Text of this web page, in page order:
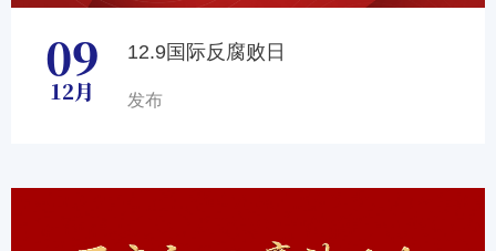
09
12月
12.9国际反腐败日
发布